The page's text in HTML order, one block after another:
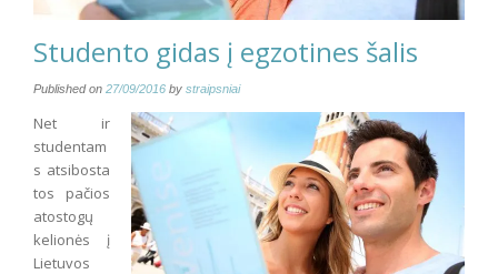
Studento gidas į egzotines šalis
Published on 27/09/2016 by straipsniai
Net ir
studentam
s atsibosta
tos pačios
atostogų
kelionės į
Lietuvos